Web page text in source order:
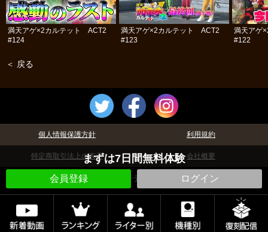
まずは7日間無料体験
会員登録 ログイン
満天アゲ×2カルテット ACT2
#124
満天アゲ×2カルテット ACT2
#123
満天アゲ
#122
＜ 戻る
個人情報保護方針 利用規約
特定商取引法上の表示 会社概要
©パチテレ！